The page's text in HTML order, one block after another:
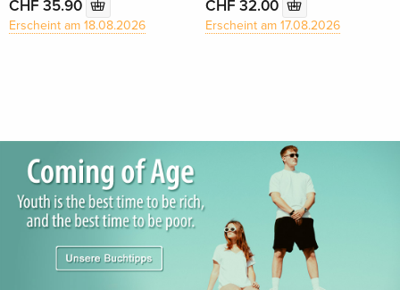
CHF 35.90
Erscheint am 18.08.2026
CHF 32.00
Erscheint am 17.08.2026